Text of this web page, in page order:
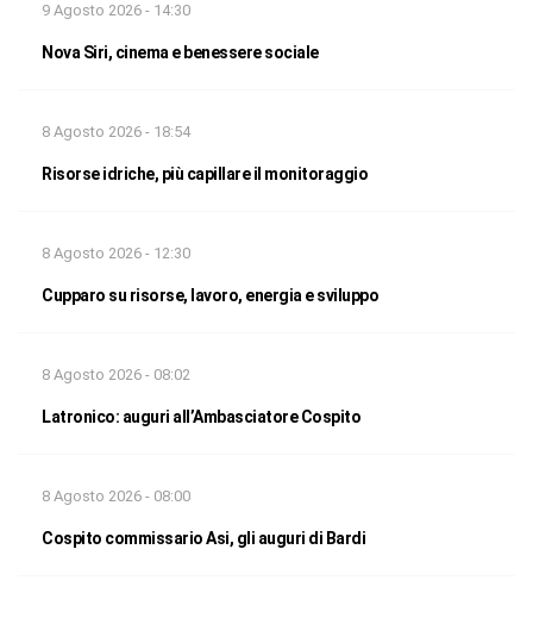
9 Agosto 2026 - 14:30
Nova Siri, cinema e benessere sociale
8 Agosto 2026 - 18:54
Risorse idriche, più capillare il monitoraggio
8 Agosto 2026 - 12:30
Cupparo su risorse, lavoro, energia e sviluppo
8 Agosto 2026 - 08:02
Latronico: auguri all’Ambasciatore Cospito
8 Agosto 2026 - 08:00
Cospito commissario Asi, gli auguri di Bardi